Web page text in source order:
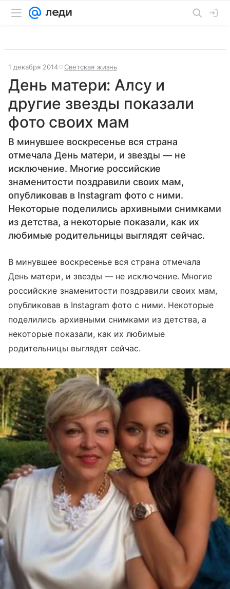
1 декабря 2014 Светская жизнь
День матери: Алсу и
другие звезды показали
фото своих мам
В минувшее воскресенье вся страна
отмечала День матери, и звезды — не
исключение. Многие российские
знаменитости поздравили своих мам,
опубликовав в Instagram фото с ними.
Некоторые поделились архивными снимками
из детства, а некоторые показали, как их
любимые родительницы выглядят сейчас.
В минувшее воскресенье вся страна отмечала
День матери, и звезды — не исключение. Многие
российские знаменитости поздравили своих мам,
опубликовав в Instagram фото с ними. Некоторые
поделились архивными снимками из детства, а
некоторые показали, как их любимые
родительницы выглядят сейчас.